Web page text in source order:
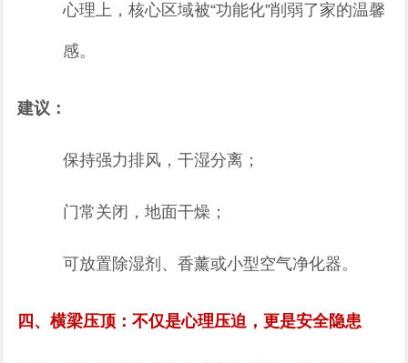
心理上，核心区域被“功能化”削弱了家的温馨
感。
建议：
保持强力排风，干湿分离；
门常关闭，地面干燥；
可放置除湿剂、香薰或小型空气净化器。
四、横梁压顶：不仅是心理压迫，更是安全隐患